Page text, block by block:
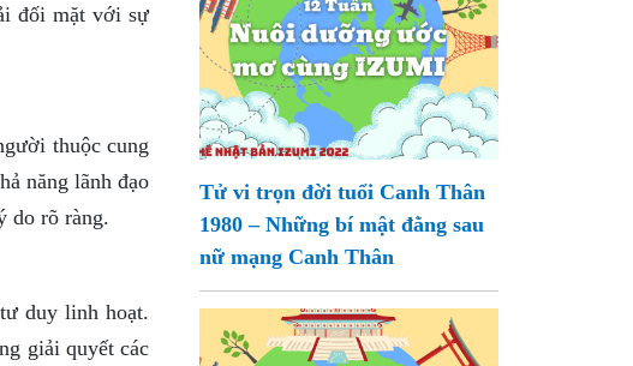
đối mặt với sự
thuộc cung
năng lãnh đạo
do rõ ràng.
duy linh hoạt.
giải quyết các
Tử vi trọn đời tuổi Canh Thân
1980 – Những bí mật đằng sau
nữ mạng Canh Thân